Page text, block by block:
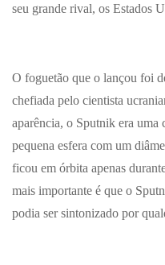
seu grande rival, os Estados
O foguetão que o lançou foi
chefiada pelo cientista
aparência, o Sputnik era uma
pequena esfera com um
ficou em órbita apenas
mais importante é que o
podia ser sintonizado por